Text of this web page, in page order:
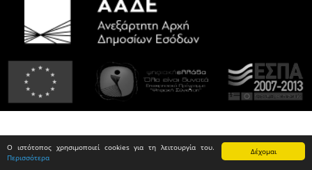
Δέχομαι
Ο ιστότοπος χρησιμοποιεί cookies για τη λειτουργία του.
Περισσότερα